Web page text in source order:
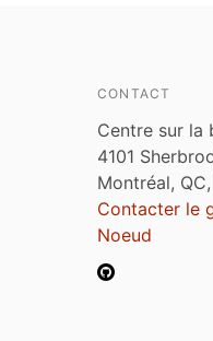
CONTACT
Centre sur la
4101
Montréal,
Contacter le
Noeud